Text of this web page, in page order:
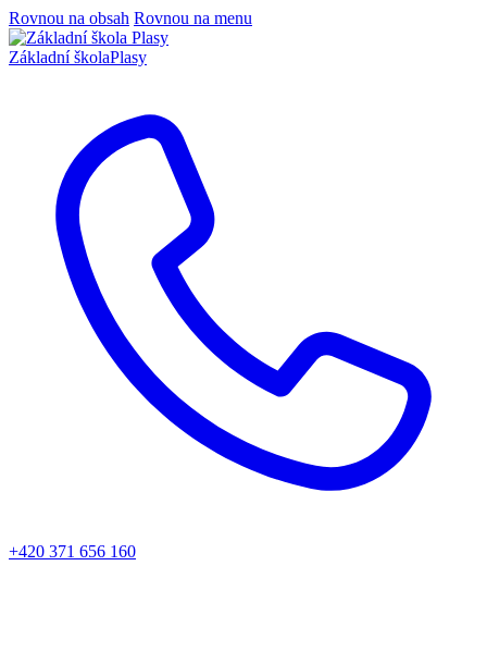
Rovnou na obsah Rovnou na menu
Základní školaPlasy
+420 371 656 160